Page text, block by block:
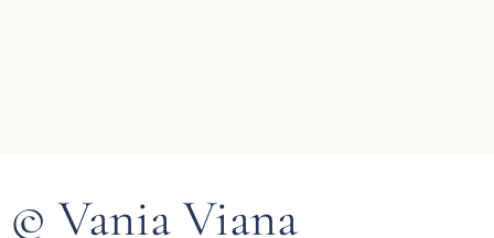
© Vania Viana